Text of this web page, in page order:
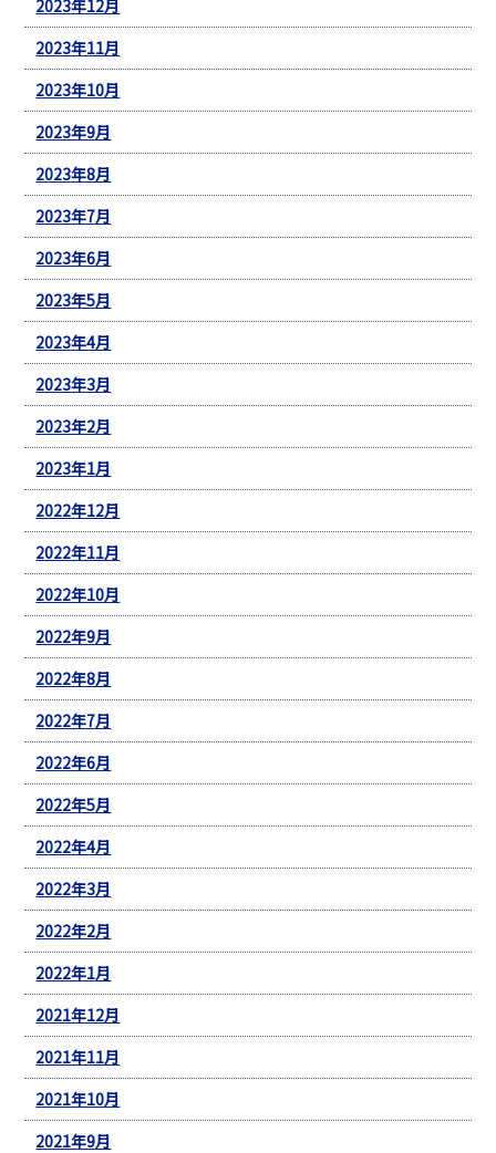
2023年12月
2023年11月
2023年10月
2023年9月
2023年8月
2023年7月
2023年6月
2023年5月
2023年4月
2023年3月
2023年2月
2023年1月
2022年12月
2022年11月
2022年10月
2022年9月
2022年8月
2022年7月
2022年6月
2022年5月
2022年4月
2022年3月
2022年2月
2022年1月
2021年12月
2021年11月
2021年10月
2021年9月